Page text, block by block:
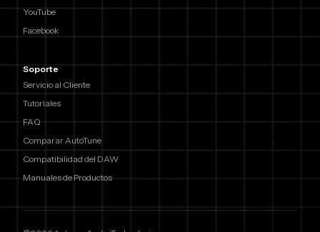
YouTube
Facebook
Soporte
Servicio al Cliente
Tutoriales
FAQ
Comparar AutoTune
Compatibilidad del DAW
Manuales de Productos